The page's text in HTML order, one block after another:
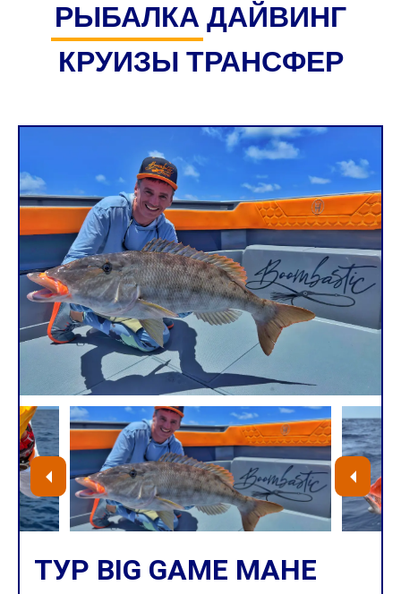
РЫБАЛКА ДАЙВИНГ
КРУИЗЫ ТРАНСФЕР
ТУР BIG GAME MAHE